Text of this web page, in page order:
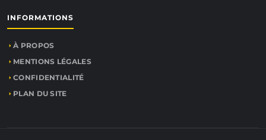
INFORMATIONS
À PROPOS
MENTIONS LÉGALES
CONFIDENTIALITÉ
PLAN DU SITE